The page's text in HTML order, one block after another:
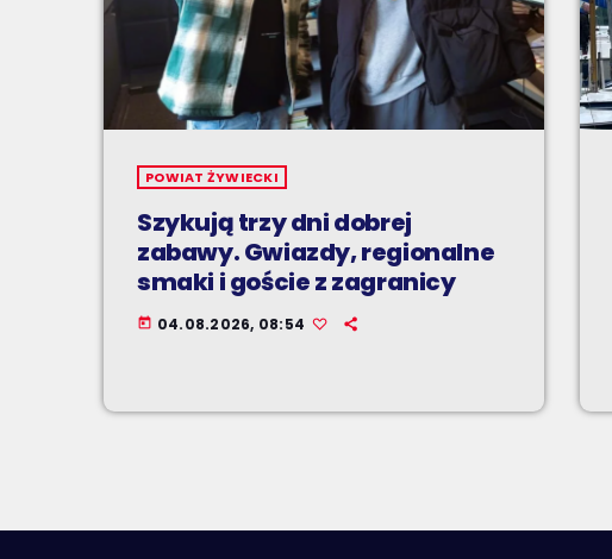
POWIAT ŻYWIECKI
Szykują trzy dni dobrej
zabawy. Gwiazdy, regionalne
smaki i goście z zagranicy
today 04.08.2026, 08:54